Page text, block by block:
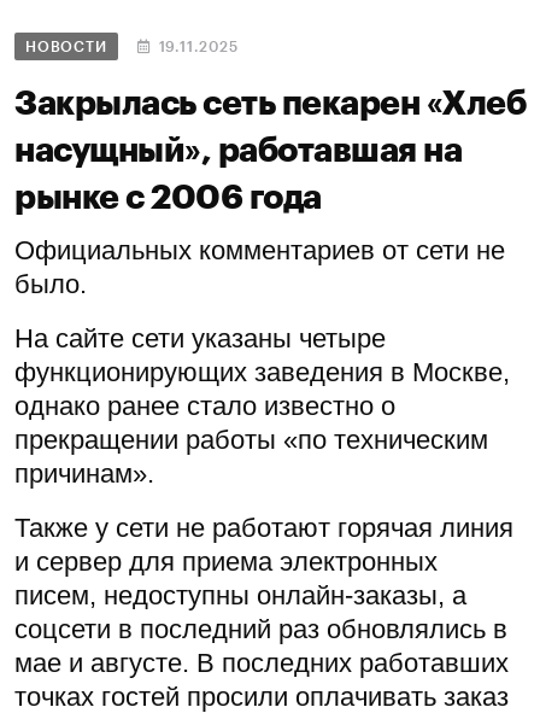
НОВОСТИ 19.11.2025
Закрылась сеть пекарен «Хлеб
насущный», работавшая на
рынке с 2006 года
Официальных комментариев от сети не
было.
На сайте сети указаны четыре
функционирующих заведения в Москве,
однако ранее стало известно о
прекращении работы «по техническим
причинам».
Также у сети не работают горячая линия
и сервер для приема электронных
писем, недоступны онлайн-заказы, а
соцсети в последний раз обновлялись в
мае и августе. В последних работавших
точках гостей просили оплачивать заказ